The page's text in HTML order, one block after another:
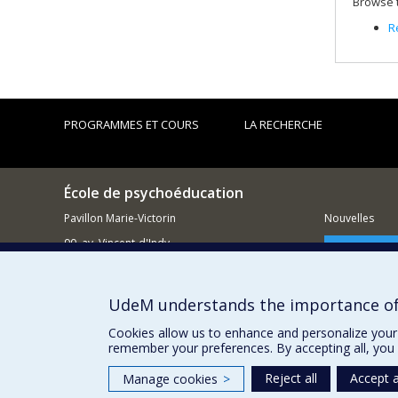
PROGRAMMES ET COURS LA RECHERCHE
École de psychoéducation
Pavillon Marie-Victorin
90, av. Vincent-d'Indy
Nouvelles
Comment
UdeM understands the importance
Cookies allow us to enhance and personalize
remember your preferences. By accepting all,
Manage cookies > Reject all Accept